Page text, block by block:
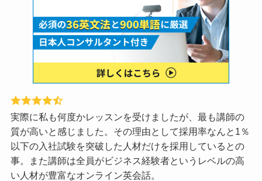
実際に私も何度かレッスンを受けましたが、最も講師の
質が高いと感じました。その理由として採用率なんと1％
以下の入社試験を突破した人材だけを採用しているとの
事。また講師は全員がビジネス経験者というレベルの高
い人材が豊富なオンライン英会話。